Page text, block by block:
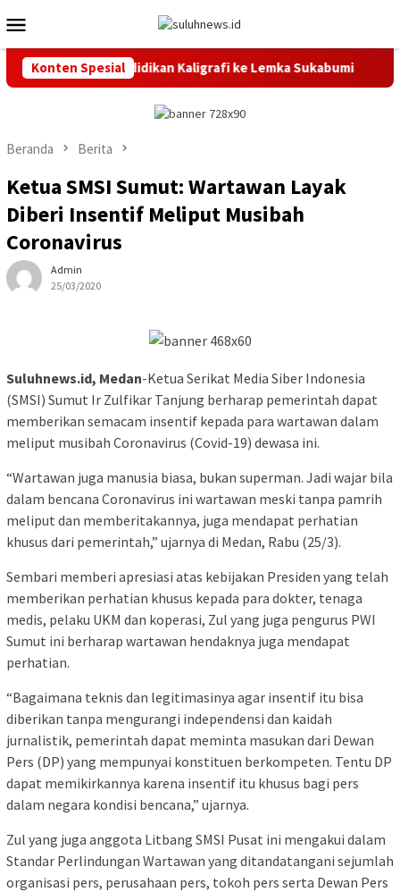
ke
kontenMobile
Konten Spesial
Peserta Pendidikan Kaligrafi ke Lemka Sukabumi
Beranda Berita
Ketua SMSI Sumut: Wartawan Layak
Diberi Insentif Meliput Musibah
Coronavirus
Admin
25/03/2020
Suluhnews.id, Medan-Ketua Serikat Media Siber Indonesia
(SMSI) Sumut Ir Zulfikar Tanjung berharap pemerintah dapat
memberikan semacam insentif kepada para wartawan dalam
meliput musibah Coronavirus (Covid-19) dewasa ini.
“Wartawan juga manusia biasa, bukan superman. Jadi wajar bila
dalam bencana Coronavirus ini wartawan meski tanpa pamrih
meliput dan memberitakannya, juga mendapat perhatian
khusus dari pemerintah,” ujarnya di Medan, Rabu (25/3).
Sembari memberi apresiasi atas kebijakan Presiden yang telah
memberikan perhatian khusus kepada para dokter, tenaga
medis, pelaku UKM dan koperasi, Zul yang juga pengurus PWI
Sumut ini berharap wartawan hendaknya juga mendapat
perhatian.
“Bagaimana teknis dan legitimasinya agar insentif itu bisa
diberikan tanpa mengurangi independensi dan kaidah
jurnalistik, pemerintah dapat meminta masukan dari Dewan
Pers (DP) yang mempunyai konstituen berkompeten. Tentu DP
dapat memikirkannya karena insentif itu khusus bagi pers
dalam negara kondisi bencana,” ujarnya.
Zul yang juga anggota Litbang SMSI Pusat ini mengakui dalam
Standar Perlindungan Wartawan yang ditandatangani sejumlah
organisasi pers, perusahaan pers, tokoh pers serta Dewan Pers